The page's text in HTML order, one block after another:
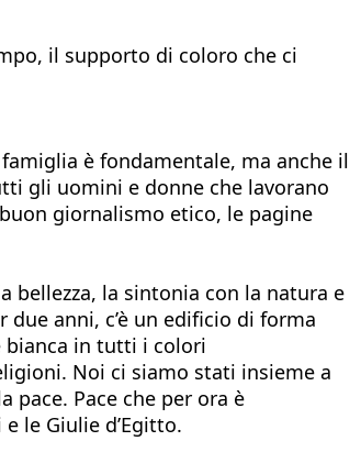
il supporto di coloro che ci
è fondamentale, ma anche il
gli uomini e donne che lavorano
giornalismo etico, le pagine
bellezza, la sintonia con la natura e
anni, c’è un edificio di forma
bianca in tutti i colori
Noi ci siamo stati insieme a
Pace che per ora è
le Giulie d’Egitto.